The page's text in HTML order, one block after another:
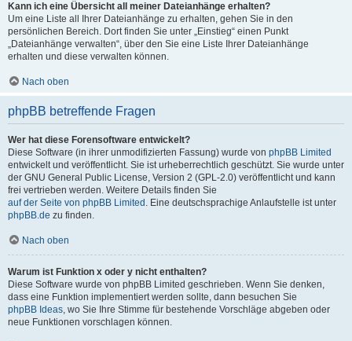
Kann ich eine Übersicht all meiner Dateianhänge erhalten?
Um eine Liste all Ihrer Dateianhänge zu erhalten, gehen Sie in den
persönlichen Bereich. Dort finden Sie unter „Einstieg“ einen Punkt
„Dateianhänge verwalten“, über den Sie eine Liste Ihrer Dateianhänge
erhalten und diese verwalten können.
Nach oben
phpBB betreffende Fragen
Wer hat diese Forensoftware entwickelt?
Diese Software (in ihrer unmodifizierten Fassung) wurde von phpBB Limited
entwickelt und veröffentlicht. Sie ist urheberrechtlich geschützt. Sie wurde unter
der GNU General Public License, Version 2 (GPL-2.0) veröffentlicht und kann
frei vertrieben werden. Weitere Details finden Sie
auf der Seite von phpBB Limited . Eine deutschsprachige Anlaufstelle ist unter
phpBB.de zu finden.
Nach oben
Warum ist Funktion x oder y nicht enthalten?
Diese Software wurde von phpBB Limited geschrieben. Wenn Sie denken,
dass eine Funktion implementiert werden sollte, dann besuchen Sie
phpBB Ideas, wo Sie Ihre Stimme für bestehende Vorschläge abgeben oder
neue Funktionen vorschlagen können.